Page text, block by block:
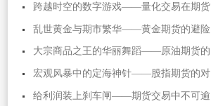
跨越时空的数字游戏——量化交易在期货
乱世黄金与期市繁华——黄金期货的避险
大宗商品之王的华丽舞蹈——原油期货的
宏观风暴中的定海神针——股指期货的对
给利润装上刹车闸——期货交易中不可逾